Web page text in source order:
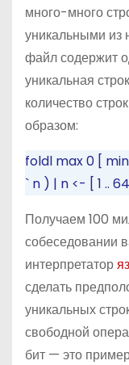
много-много
уникальными из
файл содержит
уникальная
количество
образом:
foldl max0 [ min
` n ) | n <- [ 1 .. 64
Получаем 100
собеседовании
интерпретатор
сделать
уникальных
свободной
бит — это